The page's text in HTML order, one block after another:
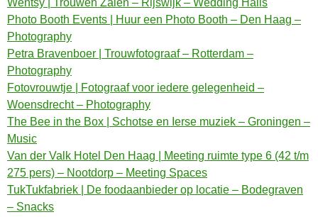
Wentsy | Trouwen Zalen – Rijswijk – Wedding Halls
Photo Booth Events | Huur een Photo Booth – Den Haag –
Photography
Petra Bravenboer | Trouwfotograaf – Rotterdam –
Photography
Fotovrouwtje | Fotograaf voor iedere gelegenheid –
Woensdrecht – Photography
The Bee in the Box | Schotse en Ierse muziek – Groningen –
Music
Van der Valk Hotel Den Haag | Meeting ruimte type 6 (42 t/m
275 pers) – Nootdorp – Meeting Spaces
TukTukfabriek | De foodaanbieder op locatie – Bodegraven
– Snacks